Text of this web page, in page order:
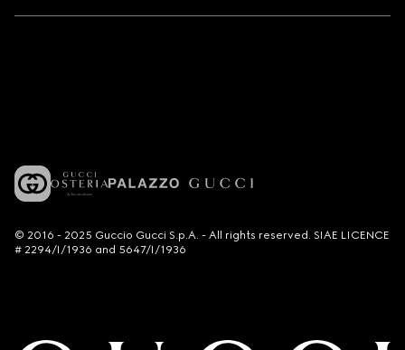
© 2016 - 2025 Guccio Gucci S.p.A. - All rights reserved. SIAE LICENCE
# 2294/I/1936 and 5647/I/1936